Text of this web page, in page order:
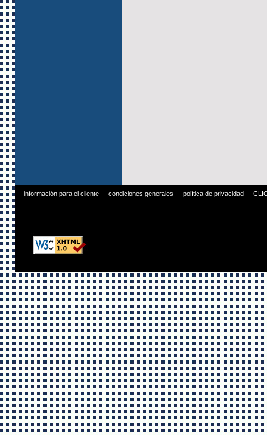
información para el cliente condiciones generales política de privacidad